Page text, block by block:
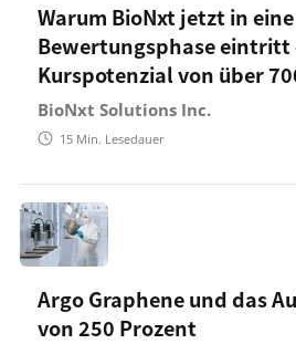
Warum BioNxt jetzt in
Bewertungsphase eintritt
Kurspotenzial von über
BioNxt Solutions Inc.
15 Min. Lesedauer
Argo Graphene und das
von 250 Prozent